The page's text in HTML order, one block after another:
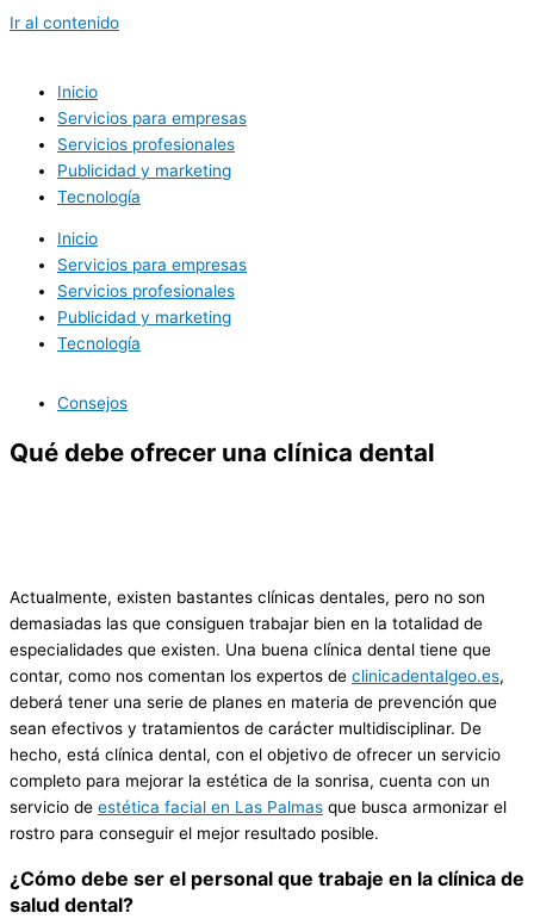
Ir al contenido
Inicio
Servicios para empresas
Servicios profesionales
Publicidad y marketing
Tecnología
Inicio
Servicios para empresas
Servicios profesionales
Publicidad y marketing
Tecnología
Consejos
Qué debe ofrecer una clínica dental
Actualmente, existen bastantes clínicas dentales, pero no son
demasiadas las que consiguen trabajar bien en la totalidad de
especialidades que existen. Una buena clínica dental tiene que
contar, como nos comentan los expertos de clinicadentalgeo.es,
deberá tener una serie de planes en materia de prevención que
sean efectivos y tratamientos de carácter multidisciplinar. De
hecho, está clínica dental, con el objetivo de ofrecer un servicio
completo para mejorar la estética de la sonrisa, cuenta con un
servicio de estética facial en Las Palmas que busca armonizar el
rostro para conseguir el mejor resultado posible.
¿Cómo debe ser el personal que trabaje en la clínica de
salud dental?